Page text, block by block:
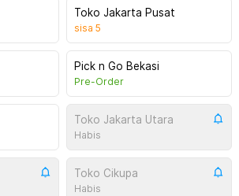
Toko Jakarta Pusat
sisa 5
Pick n Go Bekasi
Pre-Order
Toko Jakarta Utara
Habis
Toko Cikupa
Habis